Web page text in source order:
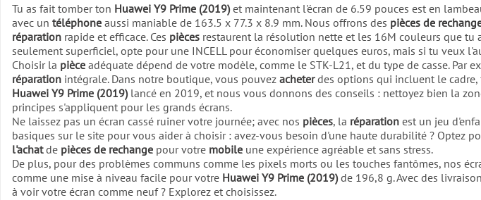
Tu as fait tomber ton Huawei Y9 Prime (2019)et maintenant l'écran de 6.59 pouces est en
avec un téléphone aussi maniable de 163.5 x 77.3 x 8.9 mm. Nous offrons des pièces de
réparation rapide et efficace. Ces pièces restaurent la résolution nette et les 16M couleurs que tu
seulement superficiel, opte pour une INCELL pour économiser quelques euros, mais si tu veux
Choisir la pièce adéquate dépend de votre modèle, comme le STK-L21, et du type de casse. Par
réparation intégrale. Dans notre boutique, vous pouvez acheterdes options qui incluent le cadre,
Huawei Y9 Prime (2019)lancé en 2019, et nous vous donnons des conseils : nettoyez bien la
principes s'appliquent pour les grands écrans.
Ne laissez pas un écran cassé ruiner votre journée; avec nos pièces, la réparation est un jeu
basiques sur le site pour vous aider à choisir : avez-vous besoin d'une haute durabilité ? Optez
l'achatde pièces de rechange pour votre mobile une expérience agréable et sans stress.
De plus, pour des problèmes communs comme les pixels morts ou les touches fantômes, nos
comme une mise à niveau facile pour votre Huawei Y9 Prime (2019)de 196,8 g. Avec des
à voir votre écran comme neuf ? Explorez et choisissez.